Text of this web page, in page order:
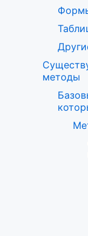
методы